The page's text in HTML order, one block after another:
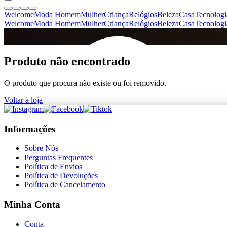
WelcomeModa HomemMulherCriançaRelógiosBelezaCasa
WelcomeModa HomemMulherCriançaRelógiosBelezaCasa
+de 36.000 reviews
Produto não encontrado
O produto que procura não existe ou foi removido.
Voltar à loja
Informações
Sobre Nós
Perguntas Frequentes
Política de Envios
Política de Devoluções
Política de Cancelamento
Minha Conta
Conta